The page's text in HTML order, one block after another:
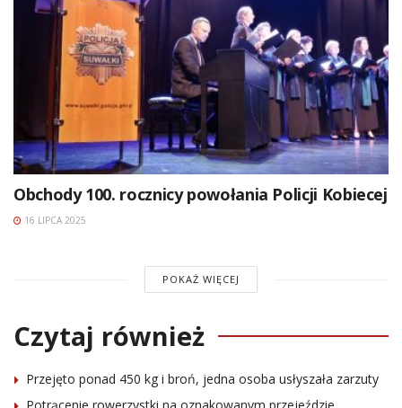
Obchody 100. rocznicy powołania Policji Kobiecej
16 LIPCA 2025
POKAŻ WIĘCEJ
Czytaj również
Przejęto ponad 450 kg i broń, jedna osoba usłyszała zarzuty